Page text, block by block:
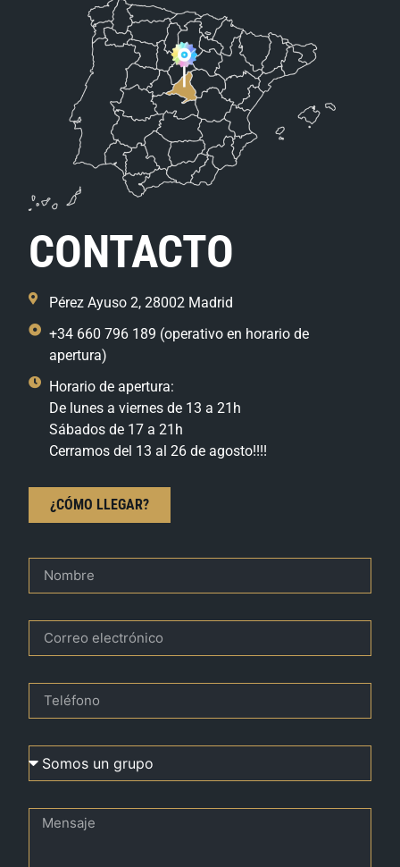
CONTACTO
Pérez Ayuso 2, 28002 Madrid
+34 660 796 189 (operativo en horario de
apertura)
Horario de apertura:
De lunes a viernes de 13 a 21h
Sábados de 17 a 21h
Cerramos del 13 al 26 de agosto!!!!
¿CÓMO LLEGAR?